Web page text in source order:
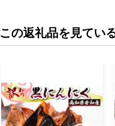
この返礼品を見てい